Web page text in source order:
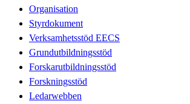
Organisation
Styrdokument
Verksamhetsstöd EECS
Grundutbildningsstöd
Forskarutbildningsstöd
Forskningsstöd
Ledarwebben